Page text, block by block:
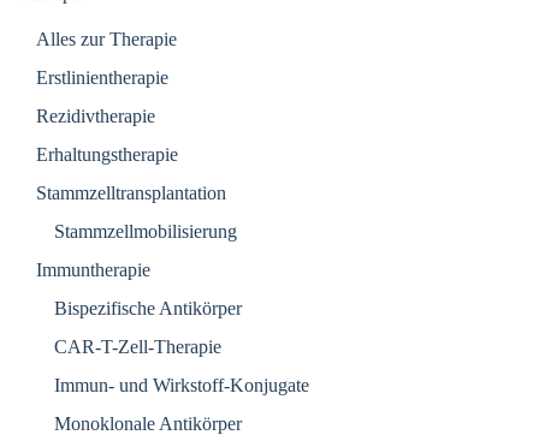
Alles zur Therapie
Erstlinientherapie
Rezidivtherapie
Erhaltungstherapie
Stammzelltransplantation
Stammzellmobilisierung
Immuntherapie
Bispezifische Antikörper
CAR-T-Zell-Therapie
Immun- und Wirkstoff-Konjugate
Monoklonale Antikörper